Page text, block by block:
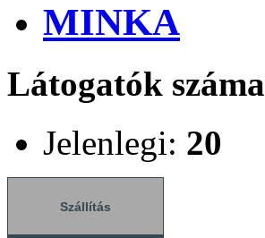
MINKA
Látogatók száma
Jelenlegi: 20
Szállítás